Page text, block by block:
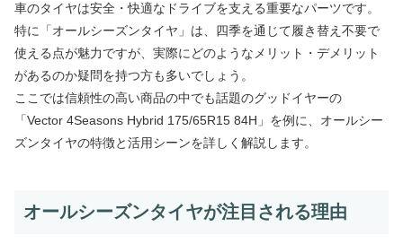
車のタイヤは安全・快適なドライブを支える重要なパーツです。
特に「オールシーズンタイヤ」は、四季を通じて履き替え不要で
使える点が魅力ですが、実際にどのようなメリット・デメリット
があるのか疑問を持つ方も多いでしょう。
ここでは信頼性の高い商品の中でも話題のグッドイヤーの
「Vector 4Seasons Hybrid 175/65R15 84H」を例に、オールシー
ズンタイヤの特徴と活用シーンを詳しく解説します。
オールシーズンタイヤが注目される理由